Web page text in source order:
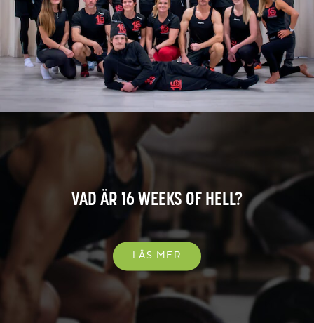
VAD ÄR 16 WEEKS OF HELL?
LÄS MER